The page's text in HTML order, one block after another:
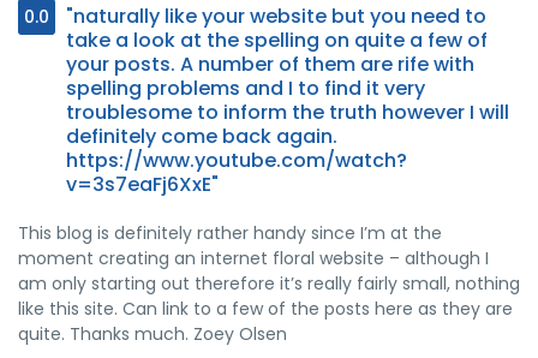
0.0
"naturally like your website but you need to
take a look at the spelling on quite a few of
your posts. A number of them are rife with
spelling problems and I to find it very
troublesome to inform the truth however I will
definitely come back again.
https://www.youtube.com/watch?
v=3s7eaFj6XxE"
This blog is definitely rather handy since I’m at the
moment creating an internet floral website – although I
am only starting out therefore it’s really fairly small, nothing
like this site. Can link to a few of the posts here as they are
quite. Thanks much. Zoey Olsen